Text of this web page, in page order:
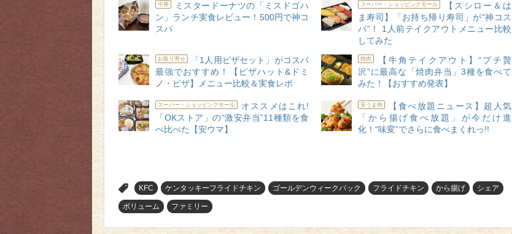
中華
ミスタードーナツの「ミスドゴハ
ン」ランチ実食レビュー！500円で神コ
スパ
スーパー・ショッピングモール
【スシロー＆は
ま寿司】「お持ち帰り寿司」が“神コス
パ”！ 1人前テイクアウトメニュー比較
してみた
お取り寄せ
「1人用ピザセット」がコスパ
最強でおすすめ！【ピザハット&ドミ
ノ・ピザ】メニュー比較＆実食レポ
焼肉
【牛角テイクアウト】“プチ贅
沢”に最高な「焼肉弁当」3種を食べて
みた！【おすすめ発表】
スーパー・ショッピングモール
オススメはこれ!
「OKストア」の“激安弁当”11種類を食
べ比べた【安ウマ】
安うま肉
【食べ放題ニュース】超人気
「から揚げ食べ放題」が今だけ進
化！“味変”でさらに食べまくれっ!!
KFC ケンタッキーフライドチキン ゴールデンウィークパック フライドチキン から揚げ シェア
ボリューム ファミリー